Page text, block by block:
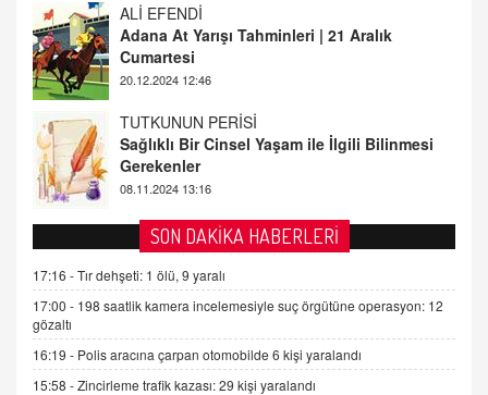
TUTKUNUN PERİSİ
Sağlıklı Bir Cinsel Yaşam ile İlgili Bilinmesi
Gerekenler
08.11.2024 13:16
FARUK ÖNALAN
Tezkere Onaylanmasaydı…
2 Kasım 2021 Salı 00:11
AV. DOĞAN CAN DOĞAN
Kişisel verilerin korunması ve dijital hukukun
gelişimi
SEHER EREK
Kış Ayları Geldi, Hangi Önlemler Alınmalı?
9.12.2025 10:11
SON DAKİKA HABERLERİ
17:16 -Tır dehşeti: 1 ölü, 9 yaralı
17:00 - 198 saatlik kamera incelemesiyle suç örgütüne operasyon: 12
gözaltı
16:19 - Polis aracına çarpan otomobilde 6 kişi yaralandı
15:58 -Zincirleme trafik kazası: 29 kişi yaralandı